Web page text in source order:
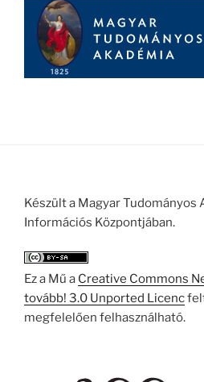
Készült a Magyar Tudományos
Információs Központjában.
Ez a Mű a Creative Commons
tovább! 3.0 Unported Licenc
megfelelően felhasználható.